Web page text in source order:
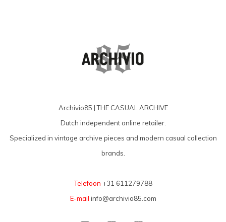
Archivio85 | THE CASUAL ARCHIVE
Dutch independent online retailer.
Specialized in vintage archive pieces and modern casual collection
brands.
Telefoon +31 611279788
E-mail info@archivio85.com